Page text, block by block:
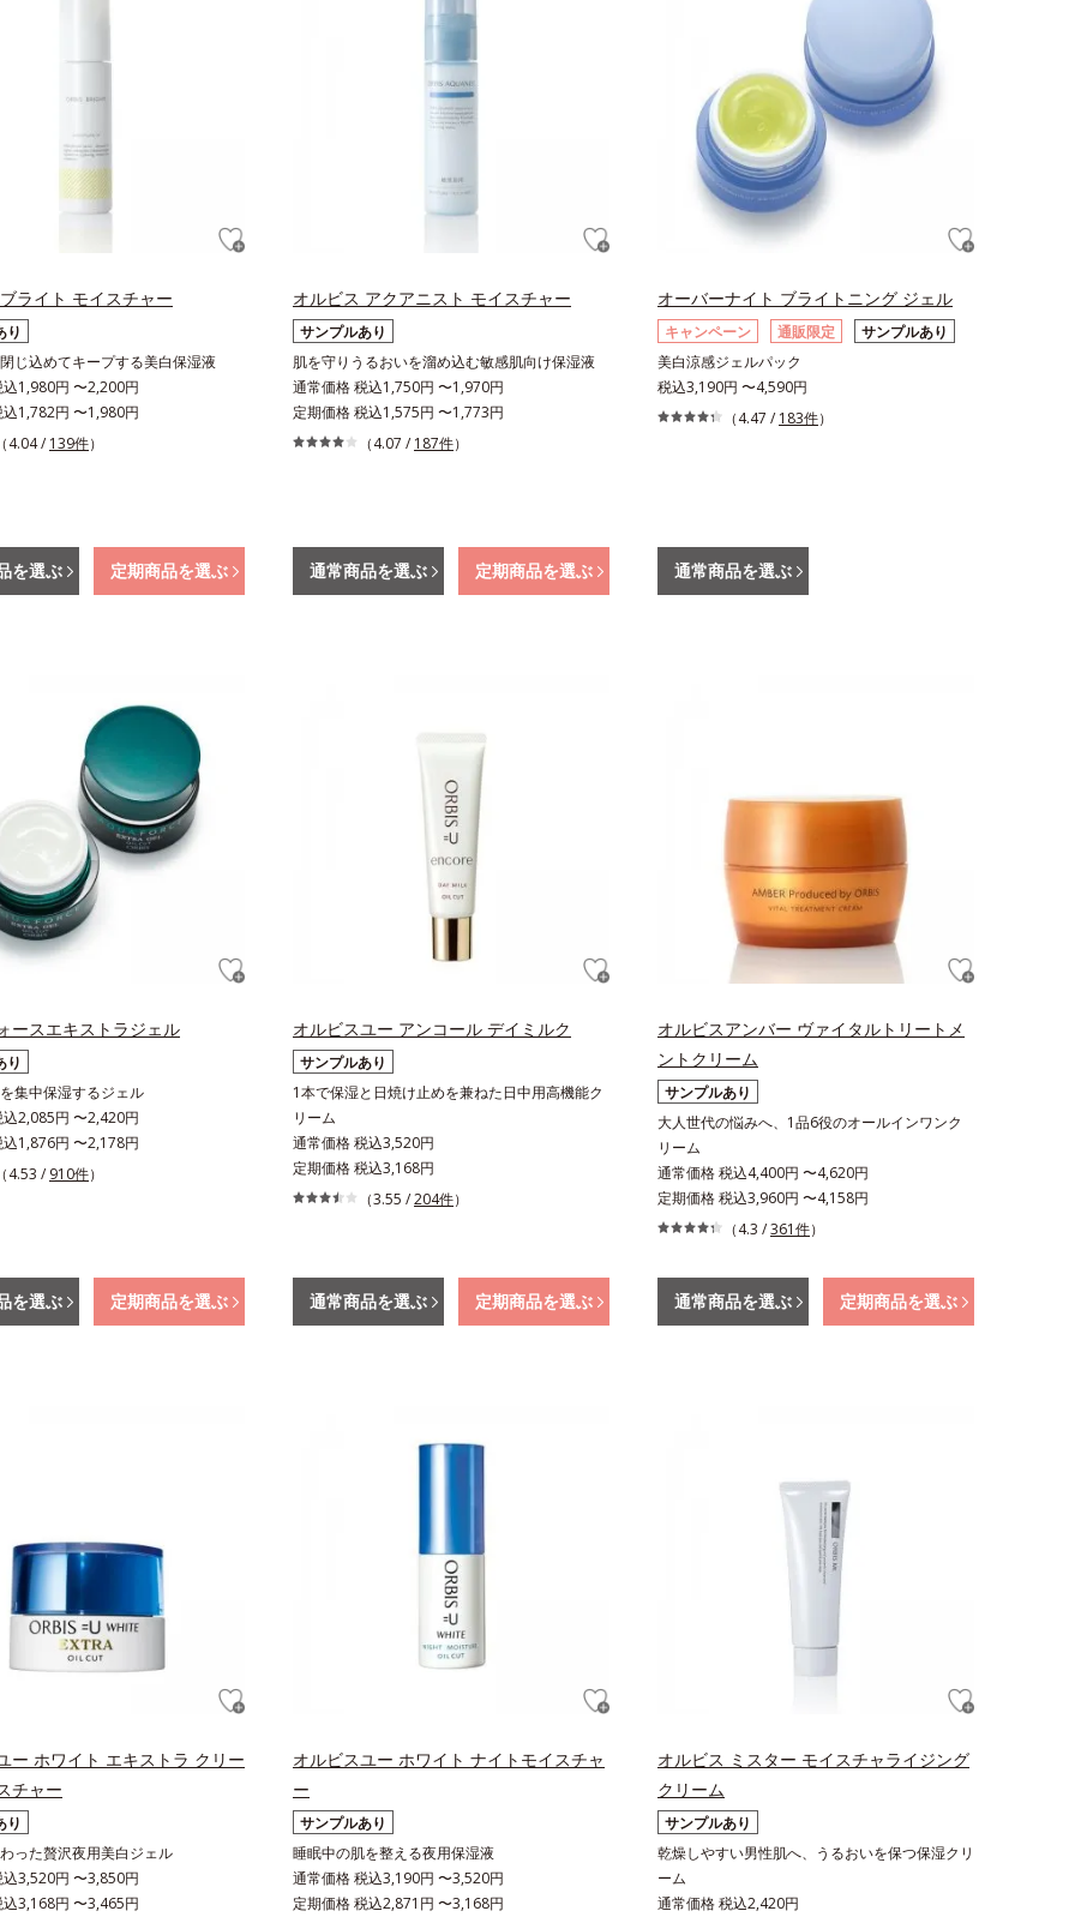
ライト モイスチャー
り
じ込めてキープする美白保湿液
1,980円 〜2,200円
1,782円 〜1,980円
4.04 / 139件）
を選ぶ 定期商品を選ぶ
オルビス アクアニスト モイスチャー
サンプルあり
肌を守りうるおいを溜め込む敏感肌向け保湿液
通常価格 税込1,750円 〜1,970円
定期価格 税込1,575円 〜1,773円
（4.07 / 187件）
通常商品を選ぶ 定期商品を選ぶ
オーバーナイト ブライトニング ジェル
キャンペーン 通販限定
サンプルあり
美白涼感ジェルパック
税込3,190円 〜4,590円
（4.47 / 183件）
通常商品を選ぶ
ースエキストラジェル
り
集中保湿するジェル
2,085円 〜2,420円
1,876円 〜2,178円
4.53 / 910件）
を選ぶ 定期商品を選ぶ
オルビスユー アンコール デイミルク
サンプルあり
1本で保湿と日焼け止めを兼ねた日中用高機能ク
リーム
通常価格 税込3,520円
定期価格 税込3,168円
（3.55 /204件）
通常商品を選ぶ 定期商品を選ぶ
オルビスアンバー ヴァイタルトリートメ
ントクリーム
サンプルあり
大人世代の悩みへ、1品6役のオールインワンク
リーム
通常価格 税込4,400円 〜4,620円
定期価格 税込3,960円 〜4,158円
（4.3 /361件）
通常商品を選ぶ 定期商品を選ぶ
ー ホワイト エキストラ クリー
チャー
り
った贅沢夜用美白ジェル
3,520円 〜3,850円
3,168円 〜3,465円
オルビスユー ホワイト ナイトモイスチャ
ー
サンプルあり
睡眠中の肌を整える夜用保湿液
通常価格 税込3,190円 〜3,520円
定期価格 税込2,871円 〜3,168円
オルビス ミスター モイスチャライジング
クリーム
サンプルあり
乾燥しやすい男性肌へ、うるおいを保つ保湿クリ
ーム
通常価格 税込2,420円